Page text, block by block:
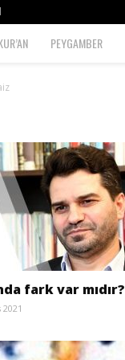
PEYGAMBER
fark var mıdır?